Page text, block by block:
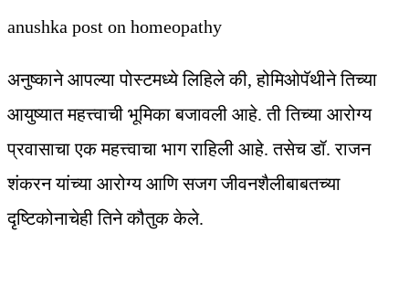
anushka post on homeopathy
अनुष्काने आपल्या पोस्टमध्ये लिहिले की, होमिओपॅथीने तिच्या
आयुष्यात महत्त्वाची भूमिका बजावली आहे. ती तिच्या आरोग्य
प्रवासाचा एक महत्त्वाचा भाग राहिली आहे. तसेच डॉ. राजन
शंकरन यांच्या आरोग्य आणि सजग जीवनशैलीबाबतच्या
दृष्टिकोनाचेही तिने कौतुक केले.